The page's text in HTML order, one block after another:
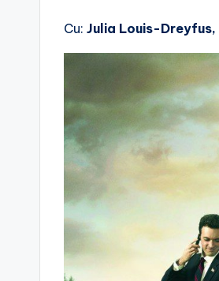
Cu: Julia Louis-Dreyfus,